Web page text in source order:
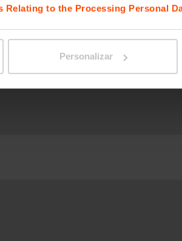
Relating to the Processing Personal
Personalizar